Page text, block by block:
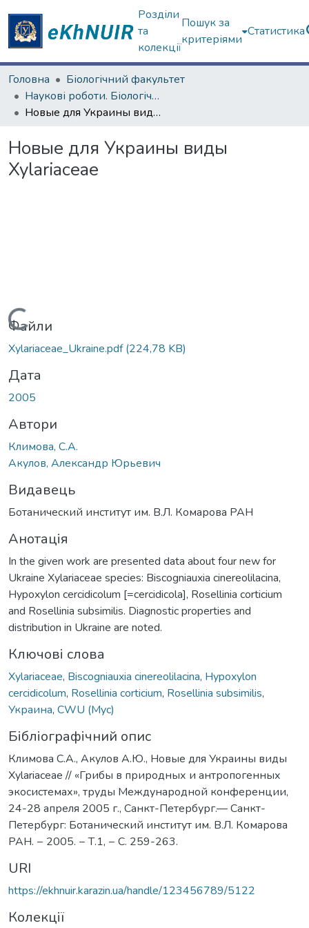
Розділи
та
колекції
Пошук за
критеріями
Статистика
Головна
Біологічний факультет
Наукові роботи. Біологічний факультет
Новые для Украины виды Xylariaceae
Новые для Украины виды
Xylariaceae
Вантажиться...
Файли
Xylariaceae_Ukraine.pdf(224,78 KB)
Дата
2005
Автори
Климова, С.А.
Акулов, Александр Юрьевич
Видавець
Ботанический институт им. В.Л. Комарова РАН
Анотація
In the given work are presented data about four new for
Ukraine Xylariaceae species: Biscogniauxia cinereolilacina,
Hypoxylon cercidicolum [=cercidicola], Rosellinia corticium
and Rosellinia subsimilis. Diagnostic properties and
distribution in Ukraine are noted.
Ключові слова
Xylariaceae, Biscogniauxia cinereolilacina, Hypoxylon
cercidicolum, Rosellinia corticium, Rosellinia subsimilis,
Украина, CWU (Myc)
Бібліографічний опис
Климова С.А., Акулов А.Ю., Новые для Украины виды
Xylariaceae // «Грибы в природных и антропогенных
экосистемах», труды Международной конференции,
24-28 апреля 2005 г., Санкт-Петербург.— Санкт-
Петербург: Ботанический институт им. В.Л. Комарова
РАН. − 2005. − Т.1, − С. 259-263.
URI
https://ekhnuir.karazin.ua/handle/123456789/5122
Колекції